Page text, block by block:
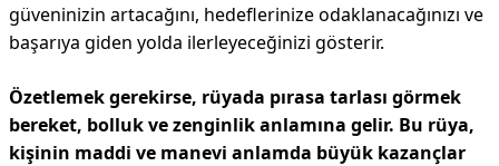
güveninizin artacağını, hedeflerinize odaklanacağınızı ve
başarıya giden yolda ilerleyeceğinizi gösterir.
Özetlemek gerekirse, rüyada pırasa tarlası görmek
bereket, bolluk ve zenginlik anlamına gelir. Bu rüya,
kişinin maddi ve manevi anlamda büyük kazançlar